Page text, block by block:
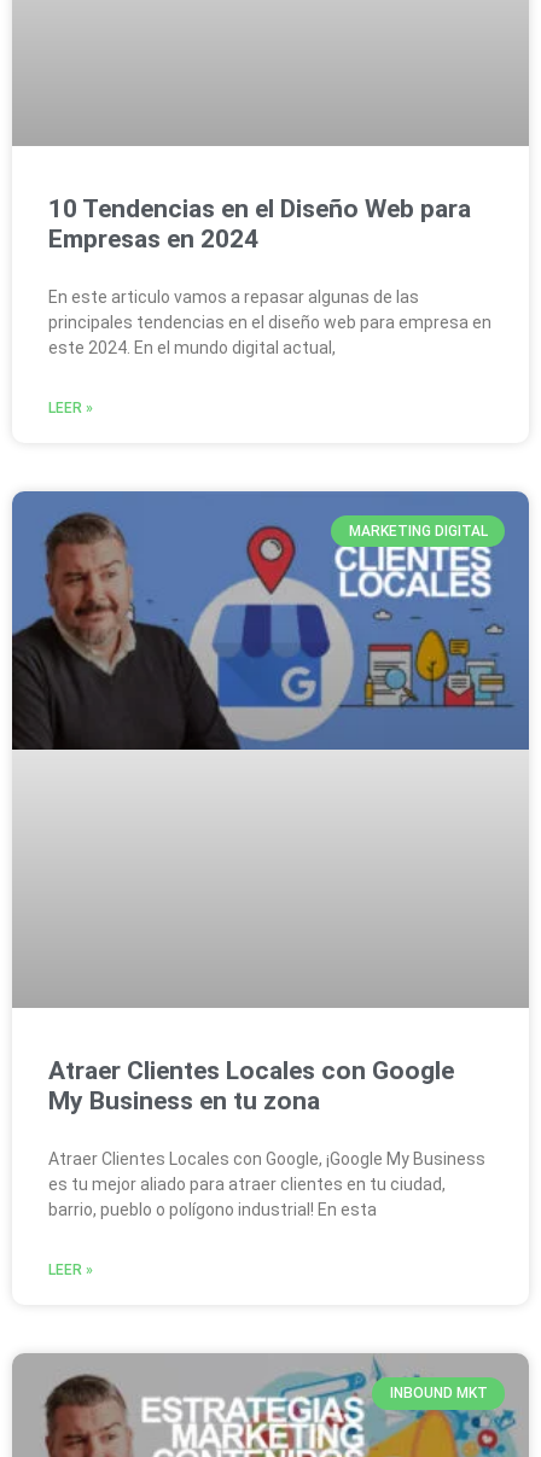
10 Tendencias en el Diseño Web para
Empresas en 2024
En este articulo vamos a repasar algunas de las
principales tendencias en el diseño web para empresa en
este 2024. En el mundo digital actual,
LEER »
MARKETING DIGITAL
Atraer Clientes Locales con Google
My Business en tu zona
Atraer Clientes Locales con Google, ¡Google My Business
es tu mejor aliado para atraer clientes en tu ciudad,
barrio, pueblo o polígono industrial! En esta
LEER »
INBOUND MKT